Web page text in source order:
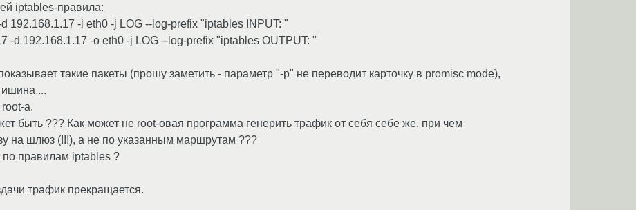
iptables-правила:
192.168.1.17 -i eth0 -j LOG --log-prefix "iptables INPUT: "
-d 192.168.1.17 -o eth0 -j LOG --log-prefix "iptables OUTPUT: "
такие пакеты (прошу заметить - параметр "-p" не переводит карточку в promisc mode),
а.
быть ??? Как может не root-овая программа генерить трафик от себя себе же, при чем
на шлюз (!!!), а не по указанным маршрутам ???
правилам iptables ?
трафик прекращается.